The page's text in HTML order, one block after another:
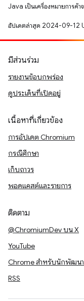
Java เป็นเครื่องหมายการค้
อัปเดตล่าสุด 2024-09-12
มีส่วนร่วม
รายงานข้อบกพร่อง
ดูประเด็นที่เปิดอยู่
เนื้อหาที่เกี่ยวข้อง
การอัปเดต Chromium
กรณีศึกษา
เก็บถาวร
พอดแคสต์และรายการ
ติดตาม
@ChromiumDev บน X
YouTube
Chrome สำหรับนักพัฒน
RSS